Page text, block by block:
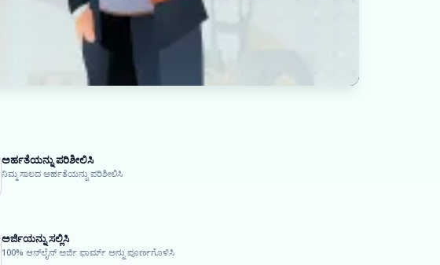
ಅರ್ಹತೆಯನ್ನು ಪರಿಶೀಲಿಸಿ
ನಿಮ್ಮ ಸಾಲದ ಅರ್ಹತೆಯನ್ನು ಪರಿಶೀಲಿಸಿ
ಅರ್ಜಿಯನ್ನು ಸಲ್ಲಿಸಿ
100% ಆನ್‌ಲೈನ್ ಅರ್ಜಿ ಫಾರ್ಮ್ ಅನ್ನು ಪೂರ್ಣಗೊಳಿಸಿ